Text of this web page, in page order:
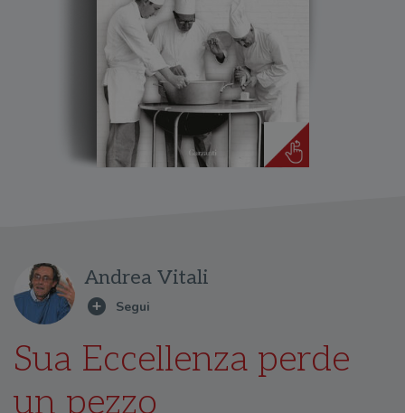
Andrea Vitali
Sua Eccellenza perde
un pezzo